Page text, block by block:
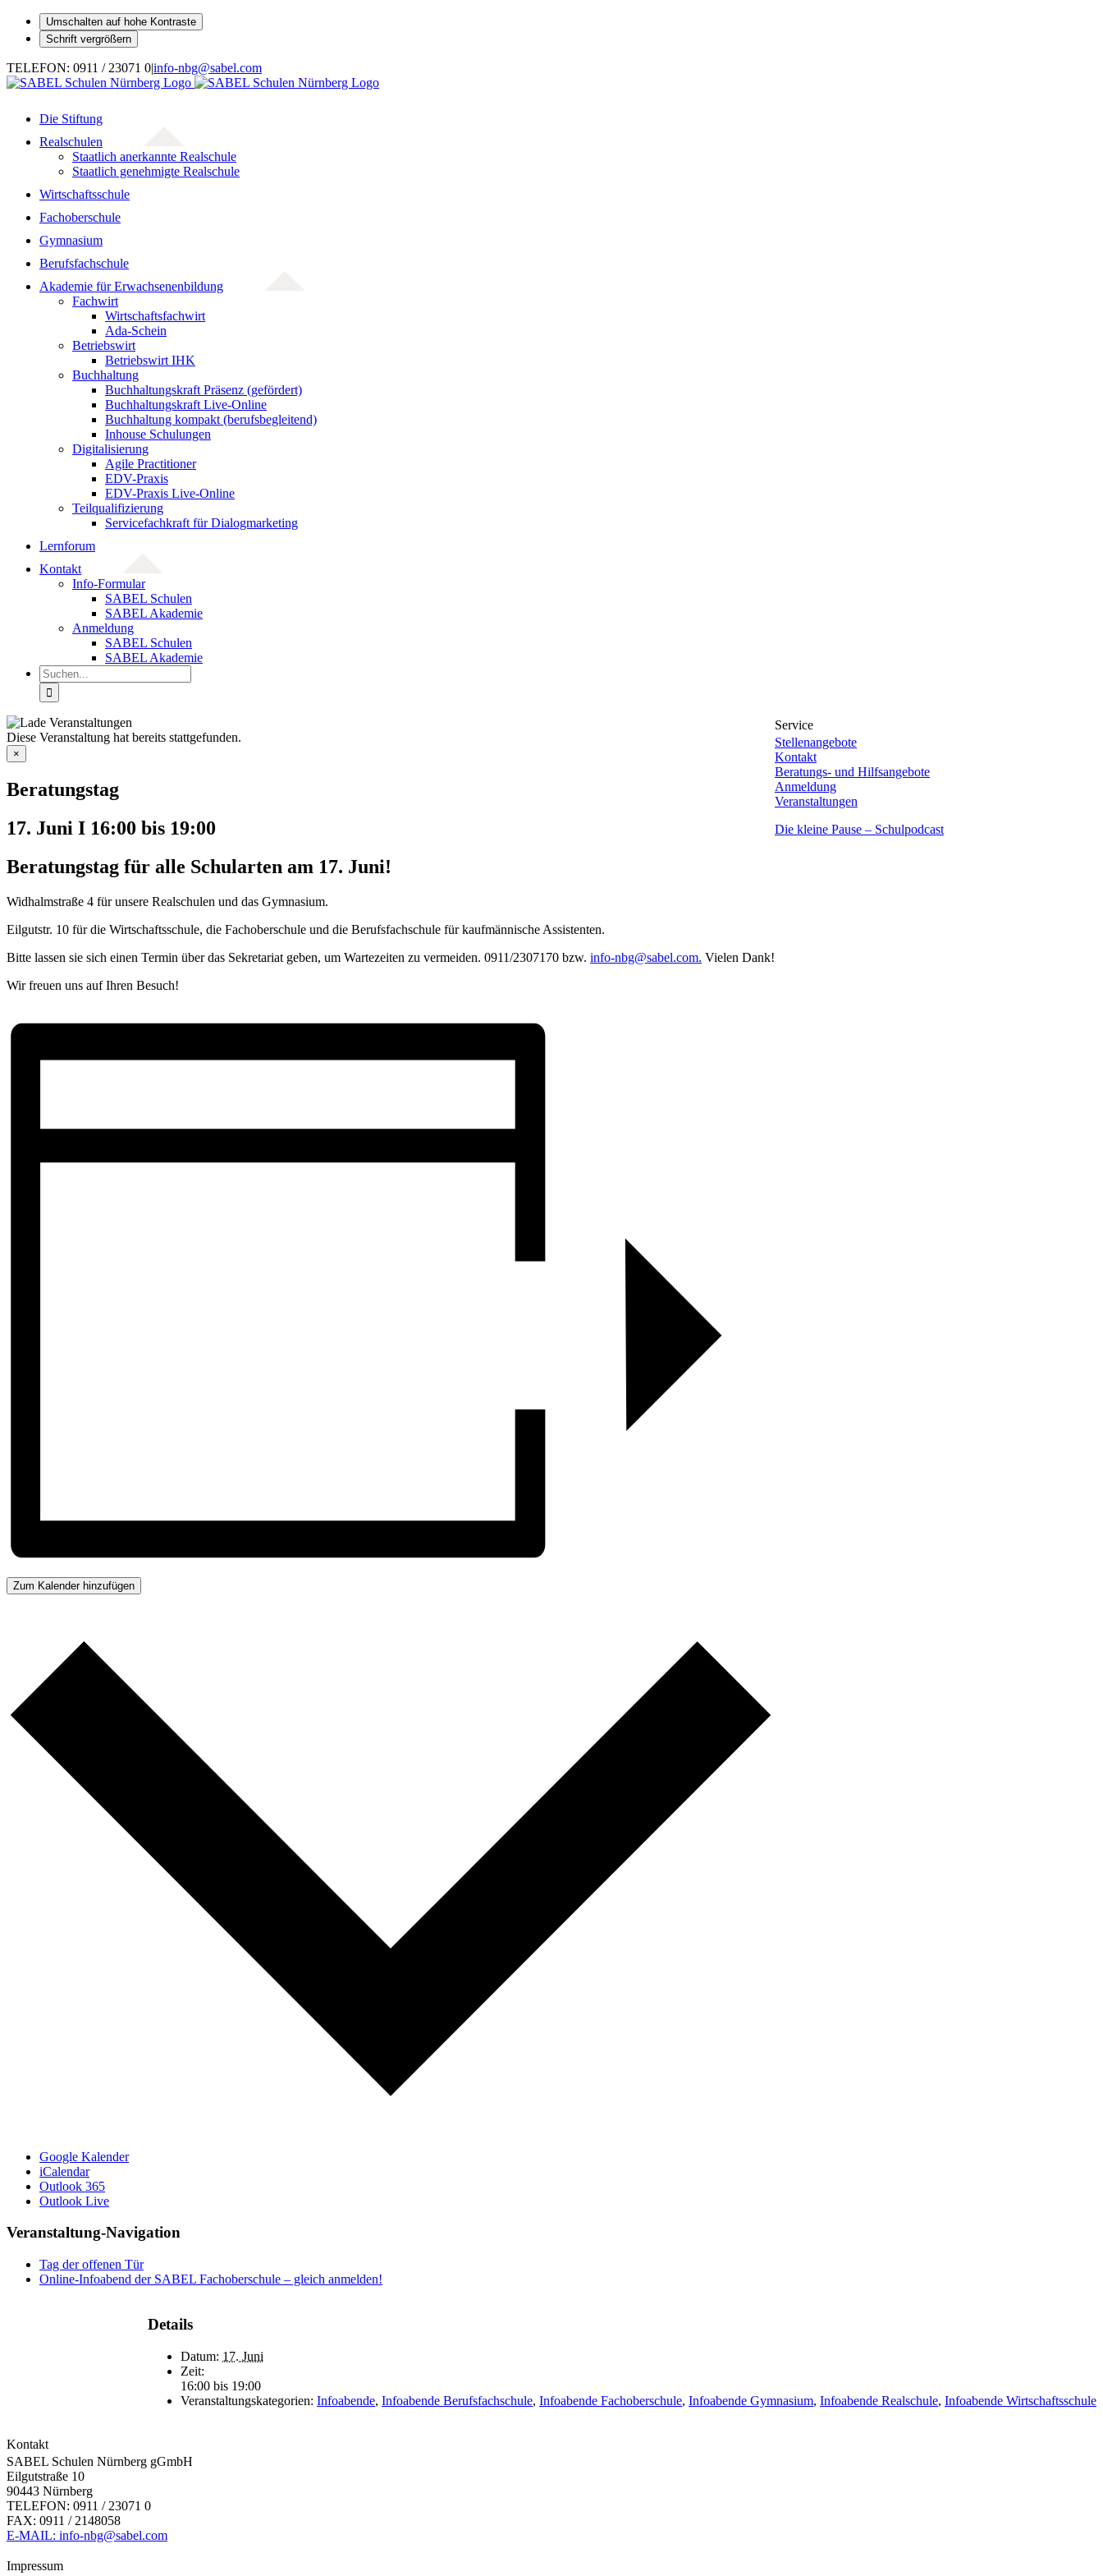
Umschalten auf hohe Kontraste
Schrift vergrößern
Zum
Inhalt
TELEFON: 0911 / 23071 0|info-nbg@sabel.com
Die Stiftung
Realschulen
Staatlich anerkannte Realschule
Staatlich genehmigte Realschule
Wirtschaftsschule
Fachoberschule
Gymnasium
Berufsfachschule
Akademie für Erwachsenenbildung
Fachwirt
Wirtschaftsfachwirt
Ada-Schein
Betriebswirt
Betriebswirt IHK
Buchhaltung
Buchhaltungskraft Präsenz (gefördert)
Buchhaltungskraft Live-Online
Buchhaltung kompakt (berufsbegleitend)
Inhouse Schulungen
Digitalisierung
Agile Practitioner
EDV-Praxis
EDV-Praxis Live-Online
Teilqualifizierung
Servicefachkraft für Dialogmarketing
Lernforum
Kontakt
Info-Formular
SABEL Schulen
SABEL Akademie
Anmeldung
SABEL Schulen
SABEL Akademie
Suche
nach:
Diese Veranstaltung hat bereits stattgefunden.
×
Beratungstag
17. Juni I 16:00 bis 19:00
Beratungstag für alle Schularten am 17. Juni!
Widhalmstraße 4 für unsere Realschulen und das Gymnasium.
Eilgutstr. 10 für die Wirtschaftsschule, die Fachoberschule und die Berufsfachschule für kaufmännische Assistenten.
Bitte lassen sie sich einen Termin über das Sekretariat geben, um Wartezeiten zu vermeiden. 0911/2307170 bzw. info-nbg@sabel.com. Vielen Dank!
Wir freuen uns auf Ihren Besuch!
Zum Kalender hinzufügen
Google Kalender
iCalendar
Outlook 365
Outlook Live
Veranstaltung-Navigation
Tag der offenen Tür
Online-Infoabend der SABEL Fachoberschule – gleich anmelden!
Details
Datum: 17. Juni
Zeit:
16:00 bis 19:00
Veranstaltungskategorien: Infoabende, Infoabende Berufsfachschule, Infoabende Fachoberschule, Infoabende Gymnasium, Infoabende Realschule, Infoabende Wirtschaftsschule
Service
Stellenangebote
Kontakt
Beratungs- und Hilfsangebote
Anmeldung
Veranstaltungen
Die kleine Pause – Schulpodcast
Kontakt
SABEL Schulen Nürnberg gGmbH
Eilgutstraße 10
90443 Nürnberg
TELEFON: 0911 / 23071 0
FAX: 0911 / 2148058
E-MAIL: info-nbg@sabel.com
Impressum